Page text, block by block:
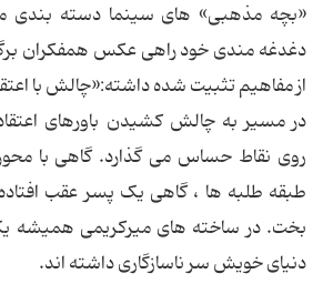
«بچه مذهبی» های سینما دسته بندی
دغدغه مندی خود راهی عکس همفکران
از مفاهیم تثبیت شده داشته:«چالش با
در مسیر به چالش کشیدن باورهای
روی نقاط حساس می گذارد. گاهی با
طبقه طلبه ها ، گاهی یک پسر عقب
بخت. در ساخته های میرکریمی همیشه یک
دنیای خویش سر ناسازگاری داشته اند.